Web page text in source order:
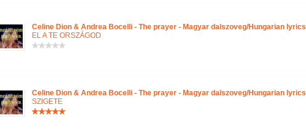
Celine Dion & Andrea Bocelli - The prayer - Magyar dalszoveg/Hungarian lyrics
EL A TE ORSZÁGOD
Celine Dion & Andrea Bocelli - The prayer - Magyar dalszoveg/Hungarian lyrics
SZIGETE